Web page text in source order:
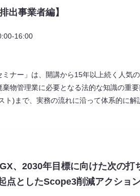
出事業者編】
ミナー」は、開講から15年以上続く人気の
棄物管理業に必要となる法的な知識の重
ト)まで、実務の流れに沿って体系的に解
GX、2030年目標に向けた次の
点としたScope3削減アクショ